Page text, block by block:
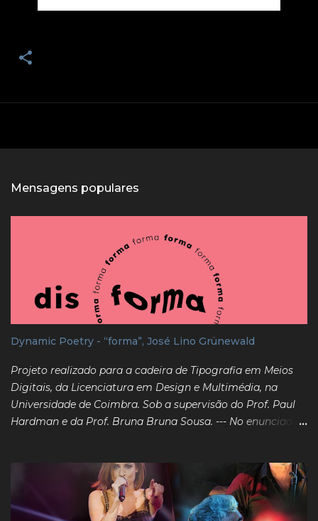
Mensagens populares
Dynamic Poetry - “forma”, José Lino Grünewald
Projeto realizado para a cadeira de Tipografia em Meios
Digitais, da Licenciatura em Design e Multimédia, na
Universidade de Coimbra. Sob a supervisão do Prof. Paul
Hardman e da Prof. Bruna Bruna Sousa. --- No enunciado
transmita as dimensões de espaço, tempo e som
desejadas pelo poema original. Foi escolhida a obra da
autoria de José Lino Grünewald, "forma", de 1959. ---